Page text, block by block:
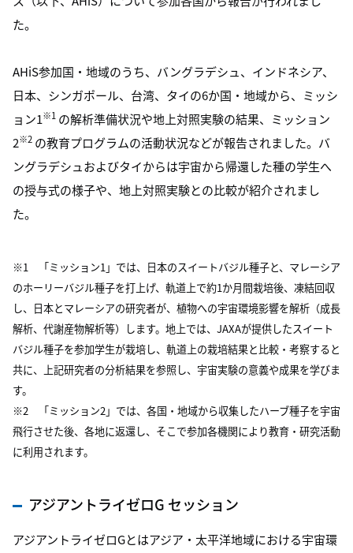
た。
AHiS参加国・地域のうち、バングラデシュ、インドネシア、
日本、シンガポール、台湾、タイの6か国・地域から、ミッシ
ョン1※1 の解析準備状況や地上対照実験の結果、ミッション
2※2 の教育プログラムの活動状況などが報告されました。バ
ングラデシュおよびタイからは宇宙から帰還した種の学生へ
の授与式の様子や、地上対照実験との比較が紹介されまし
た。
※1 「ミッション1」では、日本のスイートバジル種子と、マレーシア
のホーリーバジル種子を打上げ、軌道上で約1か月間栽培後、凍結回収
し、日本とマレーシアの研究者が、植物への宇宙環境影響を解析（成長
解析、代謝産物解析等）します。地上では、JAXAが提供したスイート
バジル種子を参加学生が栽培し、軌道上の栽培結果と比較・考察すると
共に、上記研究者の分析結果を参照し、宇宙実験の意義や成果を学びま
す。
※2 「ミッション2」では、各国・地域から収集したハーブ種子を宇宙
飛行させた後、各地に返還し、そこで参加各機関により教育・研究活動
に利用されます。
アジアントライゼロG セッション
アジアントライゼロGとはアジア・太平洋地域における宇宙環